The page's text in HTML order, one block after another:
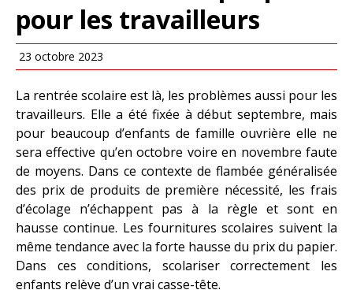
pour les travailleurs
23 octobre 2023
La rentrée scolaire est là, les problèmes aussi pour les
travailleurs. Elle a été fixée à début septembre, mais
pour beaucoup d’enfants de famille ouvrière elle ne
sera effective qu’en octobre voire en novembre faute
de moyens. Dans ce contexte de flambée généralisée
des prix de produits de première nécessité, les frais
d’écolage n’échappent pas à la règle et sont en
hausse continue. Les fournitures scolaires suivent la
même tendance avec la forte hausse du prix du papier.
Dans ces conditions, scolariser correctement les
enfants relève d’un vrai casse-tête.